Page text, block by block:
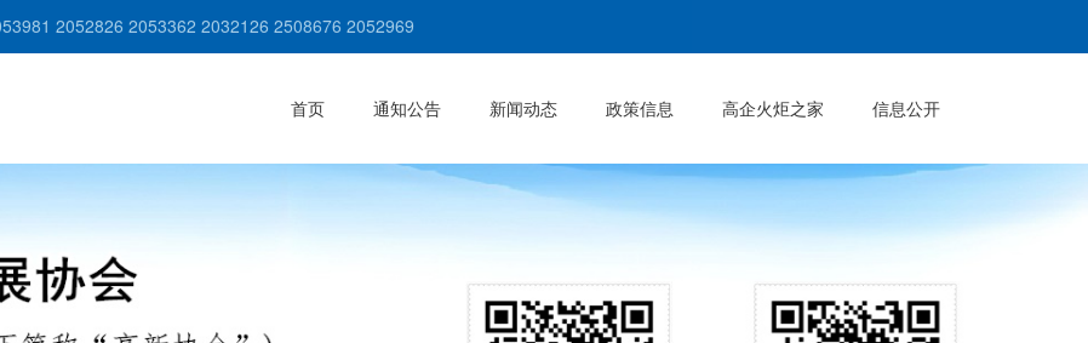
2052826 2053362 2032126 2508676 2052969
首页 通知公告 新闻动态 政策信息 高企火炬之家 信息公开